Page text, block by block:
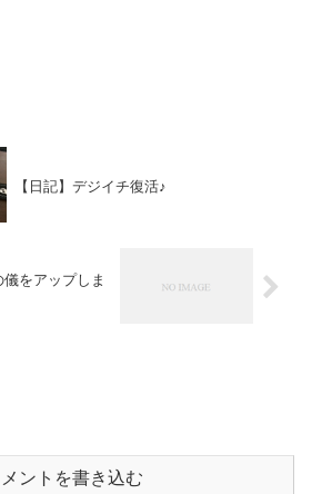
【日記】デジイチ復活♪
儀をアップしま
ントを書き込む